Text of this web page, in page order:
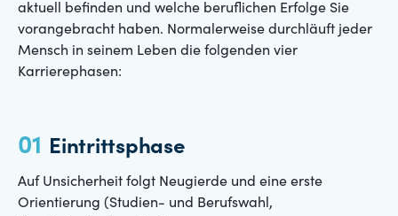
aktuell befinden und welche beruflichen Erfolge Sie
vorangebracht haben. Normalerweise durchläuft jeder
Mensch in seinem Leben die folgenden vier
Karrierephasen:
Eintrittsphase
Auf Unsicherheit folgt Neugierde und eine erste
Orientierung (Studien- und Berufswahl,